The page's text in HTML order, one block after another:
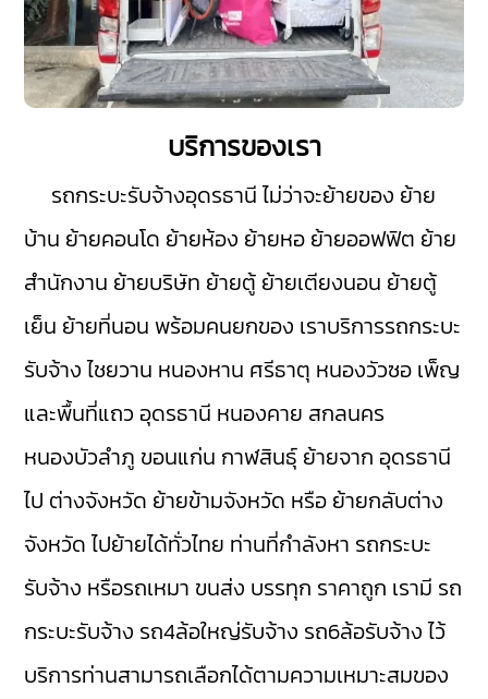
บริการของเรา
รถกระบะรับจ้างอุดรธานีไม่ว่าจะย้ายของ ย้าย
บ้าน ย้ายคอนโด ย้ายห้อง ย้ายหอ ย้ายออฟฟิต ย้าย
สำนักงาน ย้ายบริษัท ย้ายตู้ ย้ายเตียงนอน ย้ายตู้
เย็น ย้ายที่นอน พร้อมคนยกของ เราบริการรถกระบะ
รับจ้างไชยวาน หนองหาน ศรีธาตุ หนองวัวซอ เพ็ญ
และพื้นที่แถว อุดรธานี หนองคาย สกลนคร
หนองบัวลำภู ขอนแก่น กาฬสินธุ์ ย้ายจาก อุดรธานี
ไป ต่างจังหวัด ย้ายข้ามจังหวัด หรือ ย้ายกลับต่าง
จังหวัด ไปย้ายได้ทั่วไทย ท่านที่กำลังหา รถกระบะ
รับจ้าง หรือรถเหมา ขนส่ง บรรทุก ราคาถูก เรามี รถ
กระบะรับจ้าง รถ4ล้อใหญ่รับจ้าง รถ6ล้อรับจ้างไว้
บริการท่านสามารถเลือกได้ตามความเหมาะสมของ